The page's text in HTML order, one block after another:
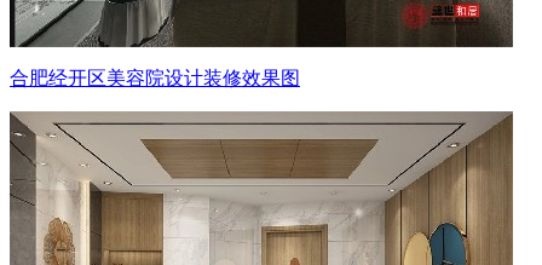
合肥经开区美容院设计装修效果图